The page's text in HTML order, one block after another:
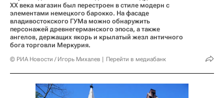
XX века магазин был перестроен в стиле модерн с
элементами немецкого барокко. На фасаде
владивостокского ГУМа можно обнаружить
персонажей древнегерманского эпоса, а также
ангелов, держащих якорь и крылатый жезл античного
бога торговли Меркурия.
© РИА Новости / Игорь Михалев Перейти в медиабанк